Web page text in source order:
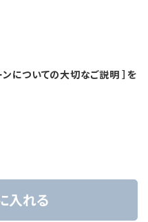
についての大切なご説明 ］を
入れる